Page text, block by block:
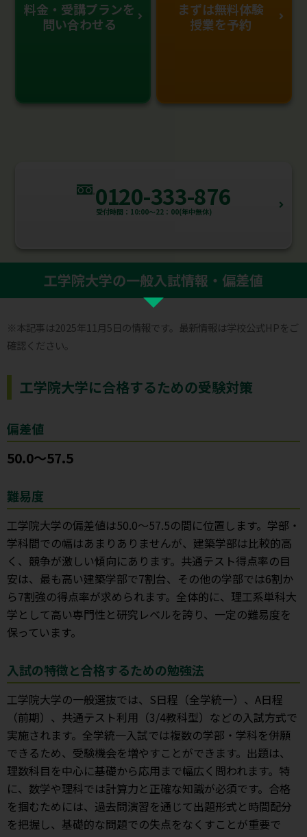
料金・受講プランを
問い合わせる
まずは無料体験
授業を予約
0120-333-876
受付時間：10:00～22：00(年中無休)
工学院大学の一般入試情報・偏差値
※本記事は2025年11月5日の情報です。最新情報は学校公式HPをご
確認ください。
工学院大学に合格するための受験対策
偏差値
50.0～57.5
難易度
工学院大学の偏差値は50.0～57.5の間に位置します。学部・
学科間での幅はあまりありませんが、建築学部は比較的高
く、競争が激しい傾向にあります。共通テスト得点率の目
安は、最も高い建築学部で7割台、その他の学部では6割か
ら7割強の得点率が求められます。全体的に、理工系単科大
学として高い専門性と研究レベルを誇り、一定の難易度を
保っています。
入試の特徴と合格するための勉強法
工学院大学の一般選抜では、S日程（全学統一）、A日程
（前期）、共通テスト利用（3/4教科型）などの入試方式で
実施されます。全学統一入試では複数の学部・学科を併願
できるため、受験機会を増やすことができます。出題は、
理数科目を中心に基礎から応用まで幅広く問われます。特
に、数学や理科では計算力と正確な知識が必須です。合格
を掴むためには、過去問演習を通じて出題形式と時間配分
を把握し、基礎的な問題での失点をなくすことが重要で